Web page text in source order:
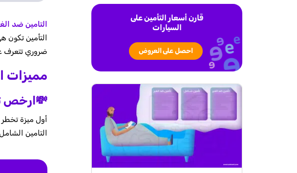
التامين ضد
التأمين تكون
ضروري تتعرف
مميزات
💸ارخص
أول ميزة
التامين
قارن أسعار التأمين على
السيارات
احصل على العروض